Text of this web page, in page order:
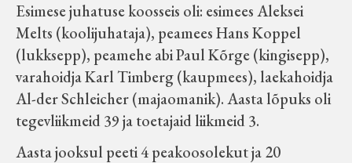
Esimese juhatuse koosseis oli: esimees Aleksei
Melts (koolijuhataja), peamees Hans Koppel
(lukksepp), peamehe abi Paul Kõrge (kingisepp),
varahoidja Karl Timberg (kaupmees), laekahoidja
Al-der Schleicher (majaomanik). Aasta lõpuks oli
tegevliikmeid 39 ja toetajaid liikmeid 3.
Aasta jooksul peeti 4 peakoosolekut ja 20